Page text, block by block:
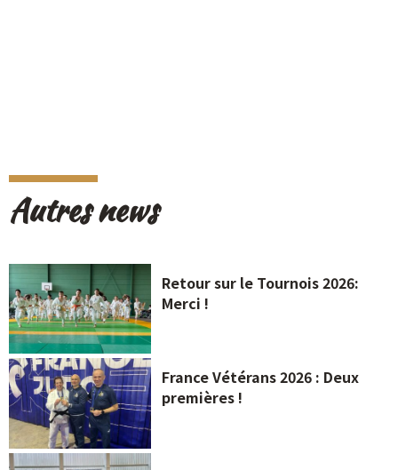
Autres news
Retour sur le Tournois 2026:
Merci !
France Vétérans 2026 : Deux
premières !